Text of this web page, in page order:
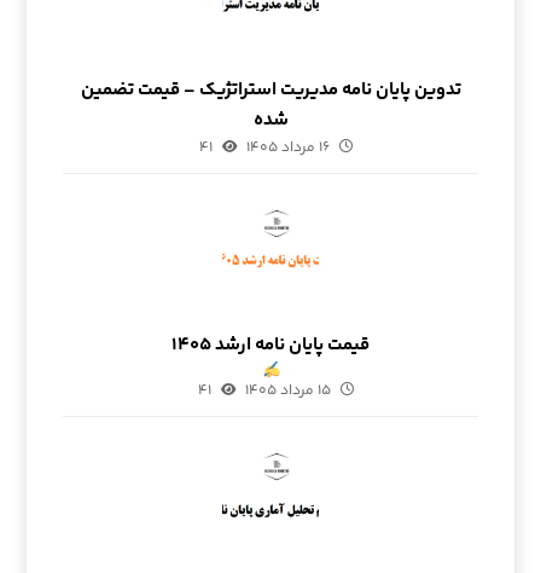
تدوین پایان نامه مدیریت استراتژیک – قیمت تضمین
شده
۱۶ مرداد ۱۴۰۵ ۴۱
قیمت پایان نامه ارشد ۱۴۰۵
۱۵ مرداد ۱۴۰۵ ۴۱